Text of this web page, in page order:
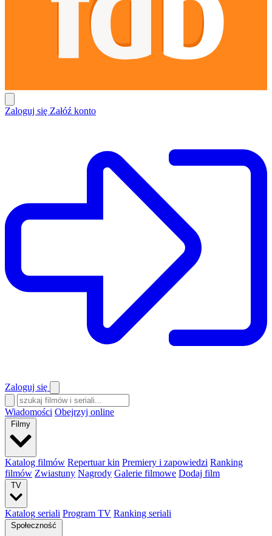
Zaloguj się Załóź konto
Zaloguj się
Wiadomości Obejrzyj online
Filmy
Katalog filmów Repertuar kin Premiery i zapowiedzi Ranking
filmów Zwiastuny Nagrody Galerie filmowe Dodaj film
TV
Katalog seriali Program TV Ranking seriali
Społeczność